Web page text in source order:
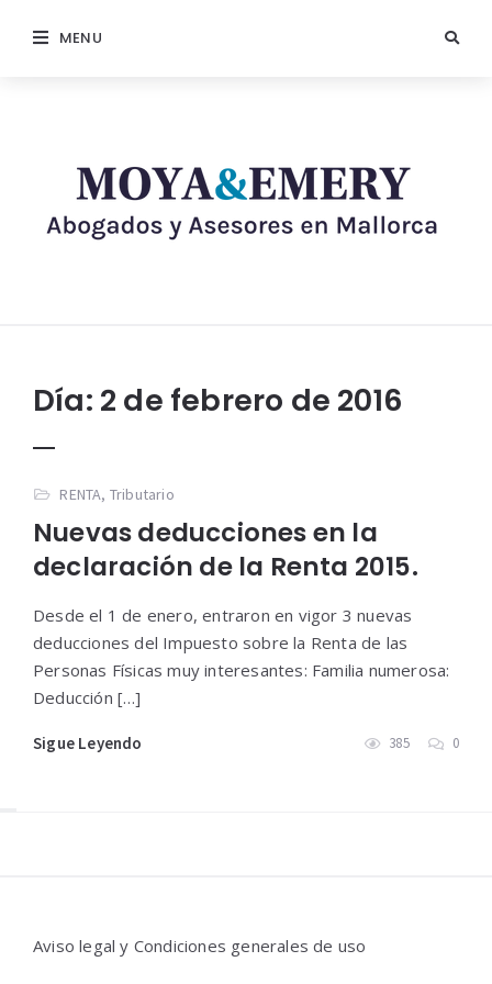
MENU
Día: 2 de febrero de 2016
RENTA, Tributario
Nuevas deducciones en la
declaración de la Renta 2015.
Desde el 1 de enero, entraron en vigor 3 nuevas
deducciones del Impuesto sobre la Renta de las
Personas Físicas muy interesantes: Familia numerosa:
Deducción […]
Sigue Leyendo 385 0
Aviso legal y Condiciones generales de uso